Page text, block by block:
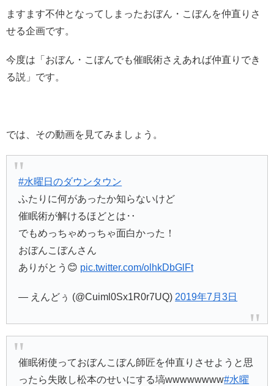
ますます不仲となってしまったおぼん・こぼんを仲直りさ
せる企画です。
今度は「おぼん・こぼんでも催眠術さえあれば仲直りでき
る説」です。
では、その動画を見てみましょう。
#水曜日のダウンタウン
ふたりに何があったか知らないけど
催眠術が解けるほどとは‥
でもめっちゃめっちゃ面白かった！
おぼんこぼんさん
ありがとう😊 pic.twitter.com/olhkDbGlFt
— えんどぅ (@Cuiml0Sx1R0r7UQ) 2019年7月3日
催眠術使っておぼんこぼん師匠を仲直りさせようと思
ったら失敗し松本のせいにする塙wwwwwwww#水曜